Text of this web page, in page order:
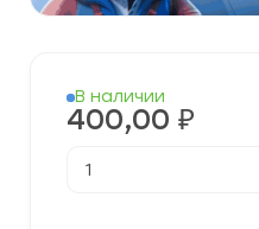
В наличии
400,00 ₽
товара